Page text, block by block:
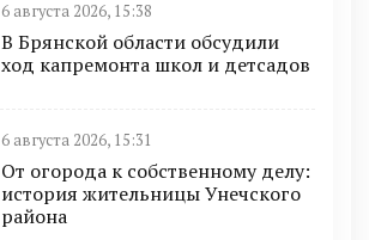
6 августа 2026, 15:38
В Брянской области обсудили
ход капремонта школ и детсадов
6 августа 2026, 15:31
От огорода к собственному делу:
история жительницы Унечского
района